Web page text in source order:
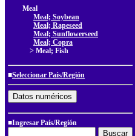
Meal
Meal; Soybean
Meal; Rapeseed
Meal; Sunflowerseed
Meal; Copra
> Meal; Fish
■Seleccionar País/Región
■Ingresar País/Región